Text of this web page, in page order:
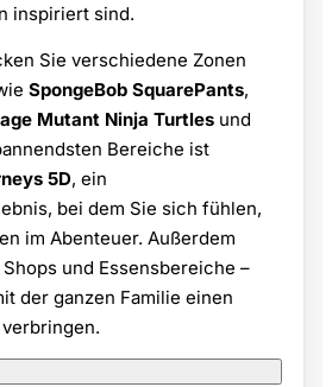
inspiriert sind.
Sie verschiedene Zonen
SpongeBob SquarePants,
Mutant Ninja Turtles und
Bereiche ist
5D, ein
bei dem Sie sich fühlen,
im Abenteuer. Außerdem
und Essensbereiche –
der ganzen Familie einen